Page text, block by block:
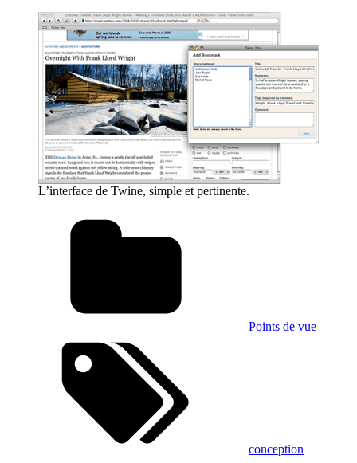
L’interface de Twine, simple et pertinente.
Points de vue
conception